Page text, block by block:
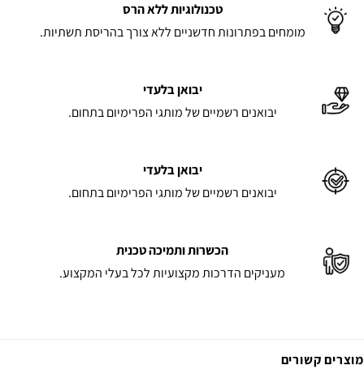
טכנולוגיות ללא הרס
מומחים בפתרונות חדשניים ללא צורך בהריסת תשתיות.
יבואן בלעדי
יבואנים רשמיים של מותגי הפרימיום בתחום.
יבואן בלעדי
יבואנים רשמיים של מותגי הפרימיום בתחום.
הכשרות ותמיכה טכנית
מעניקים הדרכות מקצועיות לכל בעלי המקצוע.
מוצרים קשורים